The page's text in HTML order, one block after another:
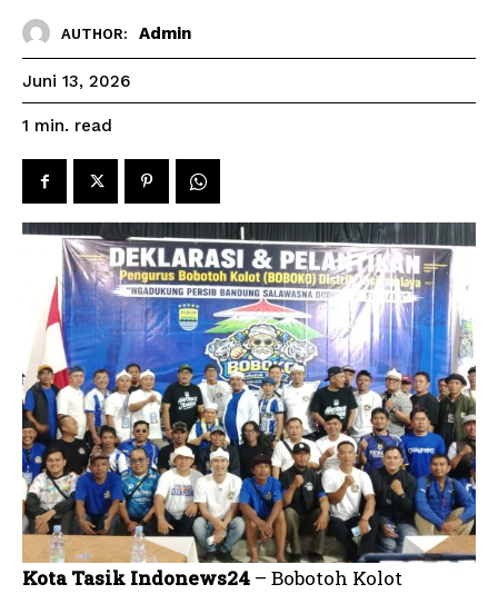
AUTHOR: Admin
Juni 13, 2026
1 min. read
Kota Tasik Indonews24 – Bobotoh Kolot